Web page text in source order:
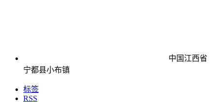
中国江西省
宁都县小布镇
标签
RSS